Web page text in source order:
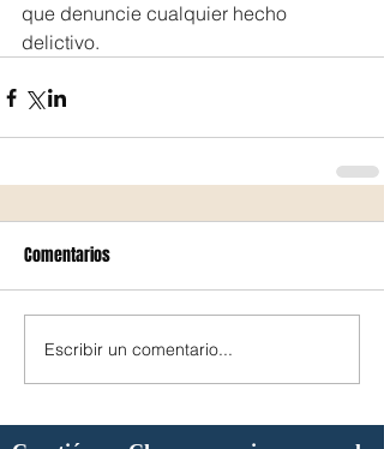
que denuncie cualquier hecho
delictivo.
Comentarios
Escribir un comentario...